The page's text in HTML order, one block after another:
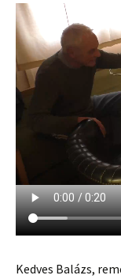
Kedves Balázs,